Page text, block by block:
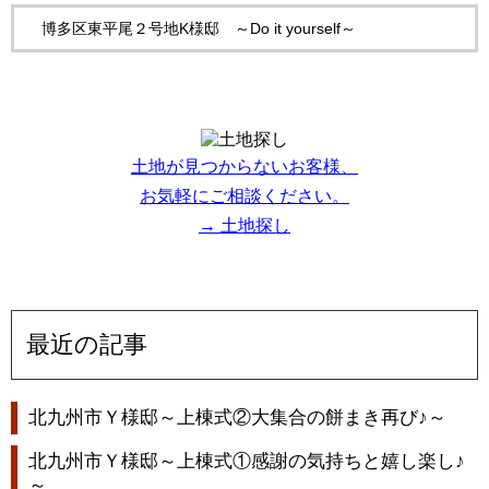
博多区東平尾２号地K様邸 ～Do it yourself～
土地が見つからないお客様、
お気軽にご相談ください。
→ 土地探し
最近の記事
北九州市Ｙ様邸～上棟式②大集合の餅まき再び♪～
北九州市Ｙ様邸～上棟式①感謝の気持ちと嬉し楽し♪